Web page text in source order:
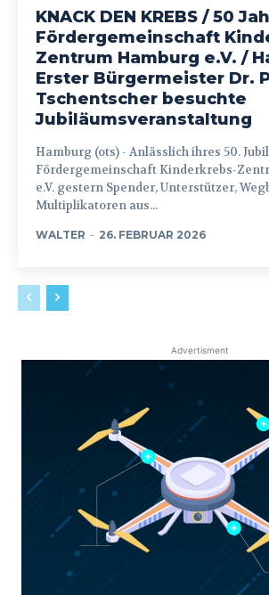
KNACK DEN KREBS / 50
Fördergemeinschaft
Zentrum Hamburg e.V. /
Erster Bürgermeister Dr.
Tschentscher besuchte
Jubiläumsveranstaltung
Hamburg (ots) - Anlässlich ihres 50. Jubiläums lud die
Fördergemeinschaft Kinderkrebs-
e.V. gestern Spender, Unterstützer,
Multiplikatoren aus...
WALTER - 26. FEBRUAR 2026
Advertisment